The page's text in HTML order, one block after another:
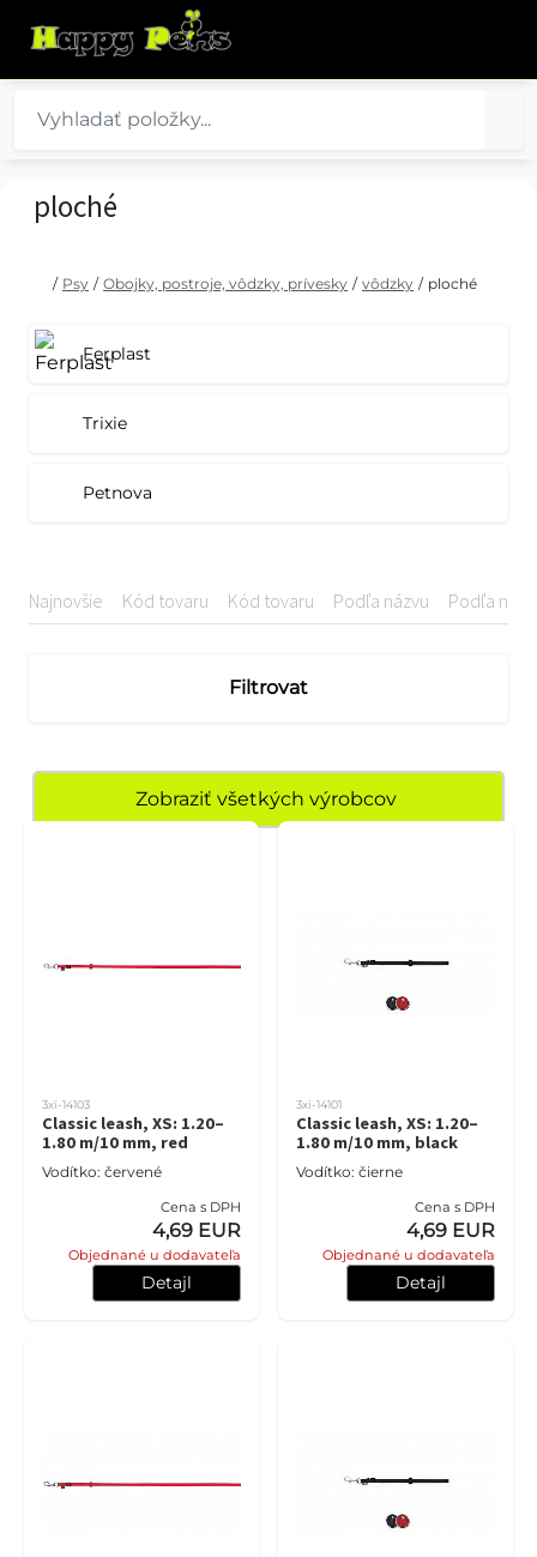
ploché
/ Psy / Obojky, postroje, vôdzky, prívesky / vôdzky / ploché
Ferplast
Trixie
Petnova
Najnovšie Kód tovaru Kód tovaru Podľa názvu Podľa
Filtrovat
Zobraziť všetkých výrobcov
3xi-14103
Classic leash, XS: 1.20–
1.80 m/10 mm, red
Vodítko: červené
Cena s DPH
4,69 EUR
Objednané u dodavateľa
Detajl
3xi-14101
Classic leash, XS: 1.20–
1.80 m/10 mm, black
Vodítko: čierne
Cena s DPH
4,69 EUR
Objednané u dodavateľa
Detajl